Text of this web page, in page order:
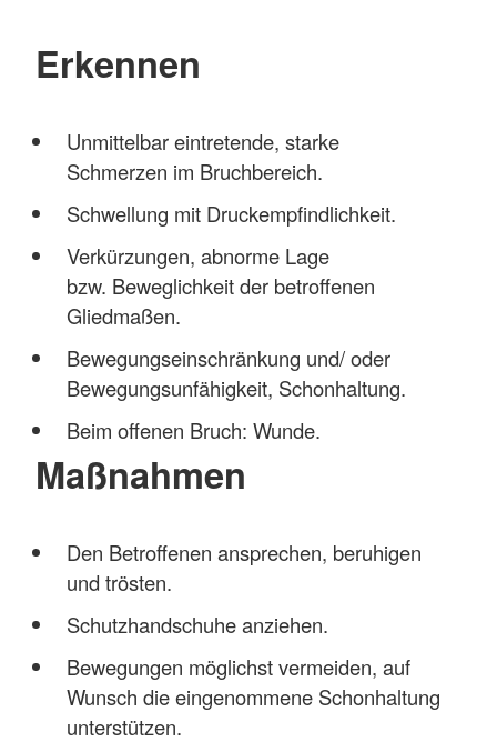
Erkennen
Unmittelbar eintretende, starke
Schmerzen im Bruchbereich.
Schwellung mit Druckempfindlichkeit.
Verkürzungen, abnorme Lage
bzw. Beweglichkeit der betroffenen
Gliedmaßen.
Bewegungseinschränkung und/ oder
Bewegungsunfähigkeit, Schonhaltung.
Beim offenen Bruch: Wunde.
Maßnahmen
Den Betroffenen ansprechen, beruhigen
und trösten.
Schutzhandschuhe anziehen.
Bewegungen möglichst vermeiden, auf
Wunsch die eingenommene Schonhaltung
unterstützen.